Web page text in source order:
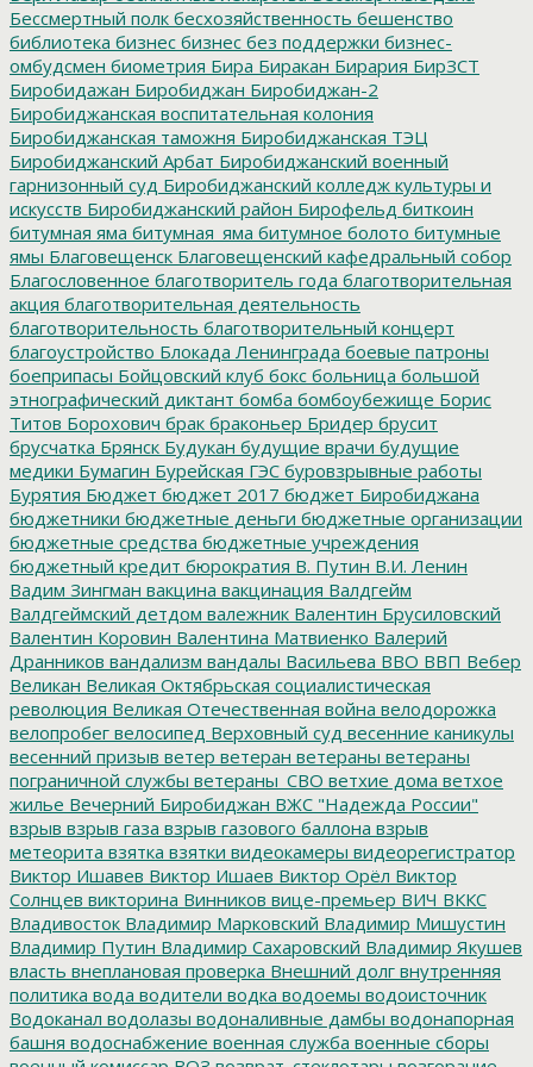
Бессмертный полк бесхозяйственность бешенство
библиотека бизнес бизнес без поддержки бизнес-
омбудсмен биометрия Бира Биракан Бирария БирЗСТ
Биробидажан Биробиджан Биробиджан-2
Биробиджанская воспитательная колония
Биробиджанская таможня Биробиджанская ТЭЦ
Биробиджанский Арбат Биробиджанский военный
гарнизонный суд Биробиджанский колледж культуры и
искусств Биробиджанский район Бирофельд биткоин
битумная яма битумная_яма битумное болото битумные
ямы Благовещенск Благовещенский кафедральный собор
Благословенное благотворитель года благотворительная
акция благотворительная деятельность
благотворительность благотворительный концерт
благоустройство Блокада Ленинграда боевые патроны
боеприпасы Бойцовский клуб бокс больница большой
этнографический диктант бомба бомбоубежище Борис
Титов Борохович брак браконьер Бридер брусит
брусчатка Брянск Будукан будущие врачи будущие
медики Бумагин Бурейская ГЭС буровзрывные работы
Бурятия Бюджет бюджет 2017 бюджет Биробиджана
бюджетники бюджетные деньги бюджетные организации
бюджетные средства бюджетные учреждения
бюджетный кредит бюрократия В. Путин В.И. Ленин
Вадим Зингман вакцина вакцинация Валдгейм
Валдгеймский детдом валежник Валентин Брусиловский
Валентин Коровин Валентина Матвиенко Валерий
Дранников вандализм вандалы Васильева ВВО ВВП Вебер
Великан Великая Октябрьская социалистическая
революция Великая Отечественная война велодорожка
велопробег велосипед Верховный суд весенние каникулы
весенний призыв ветер ветеран ветераны ветераны
пограничной службы ветераны_СВО ветхие дома ветхое
жилье Вечерний Биробиджан ВЖС "Надежда России"
взрыв взрыв газа взрыв газового баллона взрыв
метеорита взятка взятки видеокамеры видеорегистратор
Виктор Ишавев Виктор Ишаев Виктор Орёл Виктор
Солнцев викторина Винников вице-премьер ВИЧ ВККС
Владивосток Владимир Марковский Владимир Мишустин
Владимир Путин Владимир Сахаровский Владимир Якушев
власть внеплановая проверка Внешний долг внутренняя
политика вода водители водка водоемы водоисточник
Водоканал водолазы водоналивные дамбы водонапорная
башня водоснабжение военная служба военные сборы